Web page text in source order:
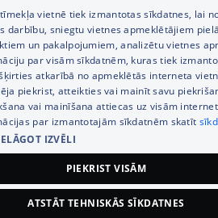
vietnē tiek izmantotas sīkdatnes, lai
darbību, sniegtu vietnes apmeklētājiem
un pakalpojumiem, analizētu vietnes
par visām sīkdatnēm, kuras tiek
atkarībā no apmeklētās interneta
piekrist, atteikties vai mainīt savu
vai mainīšana attiecas uz visām
par izmantotajām sīkdatnēm skatīt
IZVĒLI
PIEKRIST VISĀM
ATSTĀT TEHNISKĀS SĪKDATNES